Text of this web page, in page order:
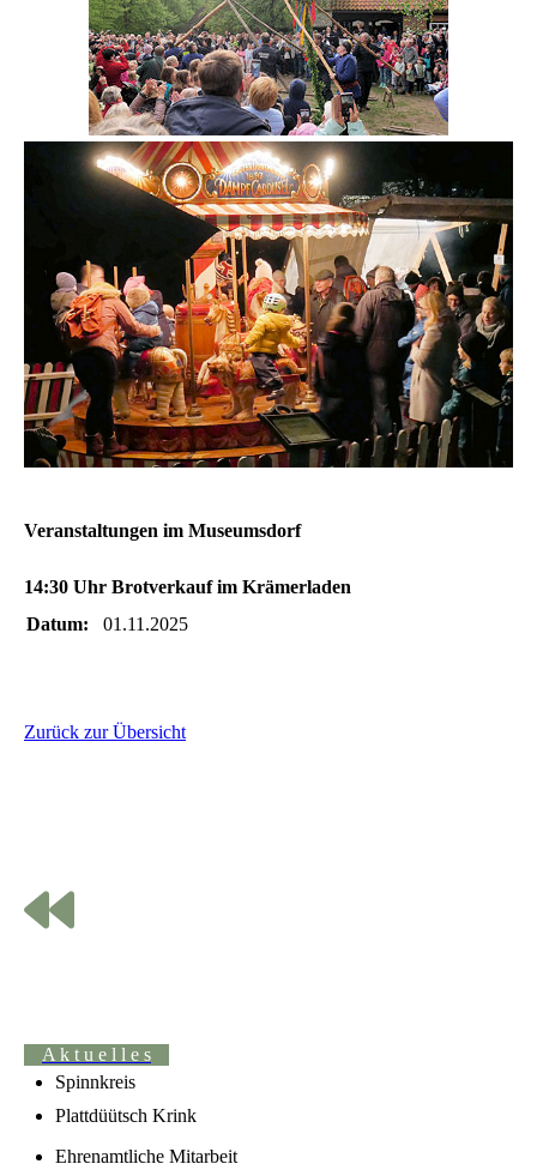
Veranstaltungen im Museumsdorf
14:30 Uhr Brotverkauf im Krämerladen
Datum:
01.11.2025
Zurück zur Übersicht
A k t u e l l e s
Spinnkreis
Plattdüütsch Krink
Ehrenamtliche Mitarbeit